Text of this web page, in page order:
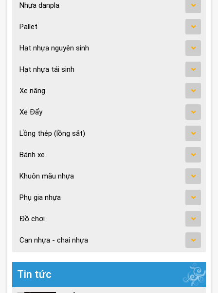
Nhựa danpla
Pallet
Hạt nhựa nguyên sinh
Hạt nhựa tái sinh
Xe nâng
Xe Đẩy
Lồng thép (lồng sắt)
Bánh xe
Khuôn mắu nhựa
Phụ gia nhựa
Đồ chơi
Can nhựa - chai nhựa
Tin tức